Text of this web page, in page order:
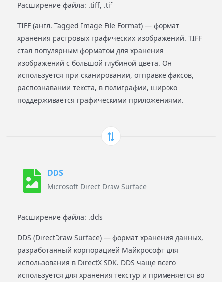
Расширение файла: .tiff, .tif
TIFF (англ. Tagged Image File Format) — формат
хранения растровых графических изображений. TIFF
стал популярным форматом для хранения
изображений с большой глубиной цвета. Он
используется при сканировании, отправке факсов,
распознавании текста, в полиграфии, широко
поддерживается графическими приложениями.
DDS
Microsoft Direct Draw Surface
Расширение файла: .dds
DDS (DirectDraw Surface) — формат хранения данных,
разработанный корпорацией Майкрософт для
использования в DirectX SDK. DDS чаще всего
используется для хранения текстур и применяется во